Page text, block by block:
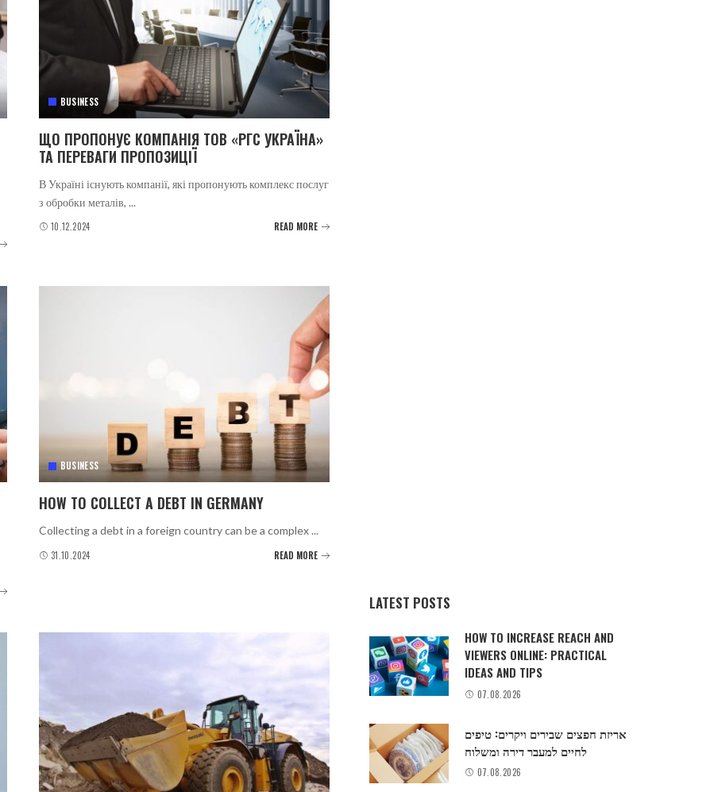
BUSINESS
ЩО ПРОПОНУЄ КОМПАНІЯ ТОВ «РГС УКРАЇНА»
ТА ПЕРЕВАГИ ПРОПОЗИЦІЇ
В Україні існують компанії, які пропонують комплекс послуг
з обробки металів, ...
10.12.2024 READ MORE
BUSINESS
HOW TO COLLECT A DEBT IN GERMANY
Collecting a debt in a foreign country can be a complex...
31.10.2024 READ MORE
LATEST POSTS
HOW TO INCREASE REACH AND
VIEWERS ONLINE: PRACTICAL
IDEAS AND TIPS
07.08.2026
אריזת חפצים שבירים ויקרים: טיפים
לחיים למעבר דירה ומשלוח
07.08.2026